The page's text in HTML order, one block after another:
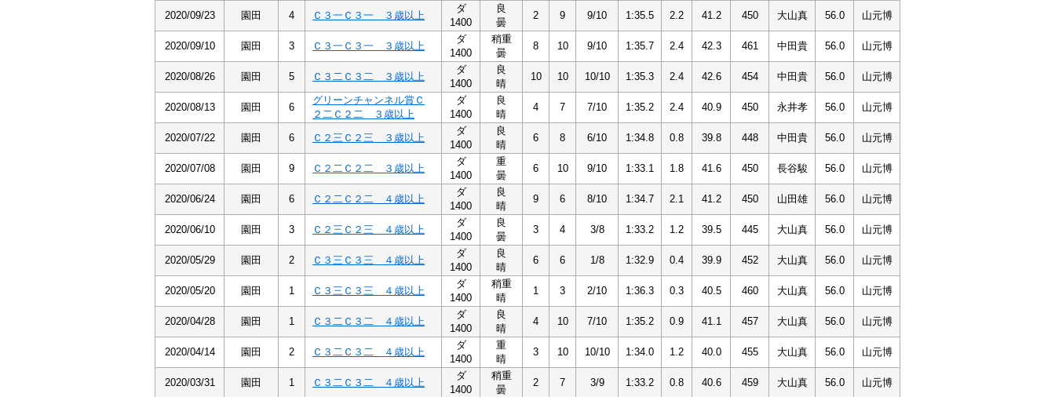
2020/09/23 園田 4 Ｃ３一Ｃ３一 ３歳以上
ダ
1400
良
曇
2 9 9/10 1:35.5 2.2 41.2 450 大山真 56.0 山元博
2020/09/10 園田 3 Ｃ３一Ｃ３一 ３歳以上
ダ
1400
稍重
曇
8 10 9/10 1:35.7 2.4 42.3 461 中田貴 56.0 山元博
2020/08/26 園田 5 Ｃ３二Ｃ３二 ３歳以上
ダ
1400
良
晴
10 10 10/10 1:35.3 2.4 42.6 454 中田貴 56.0 山元博
2020/08/13 園田 6
グリーンチャンネル賞Ｃ
２二Ｃ２二 ３歳以上
ダ
1400
良
晴
4 7 7/10 1:35.2 2.4 40.9 450 永井孝 56.0 山元博
2020/07/22 園田 6 Ｃ２三Ｃ２三 ３歳以上
ダ
1400
良
晴
6 8 6/10 1:34.8 0.8 39.8 448 中田貴 56.0 山元博
2020/07/08 園田 9 Ｃ２二Ｃ２二 ３歳以上
ダ
1400
重
曇
6 10 9/10 1:33.1 1.8 41.6 450 長谷駿 56.0 山元博
2020/06/24 園田 6 Ｃ２二Ｃ２二 ４歳以上
ダ
1400
良
晴
9 6 8/10 1:34.7 2.1 41.2 450 山田雄 56.0 山元博
2020/06/10 園田 3 Ｃ２三Ｃ２三 ４歳以上
ダ
1400
良
曇
3 4 3/8 1:33.2 1.2 39.5 445 大山真 56.0 山元博
2020/05/29 園田 2 Ｃ３三Ｃ３三 ４歳以上
ダ
1400
良
晴
6 6 1/8 1:32.9 0.4 39.9 452 大山真 56.0 山元博
2020/05/20 園田 1 Ｃ３三Ｃ３三 ４歳以上
ダ
1400
稍重
晴
1 3 2/10 1:36.3 0.3 40.5 460 大山真 56.0 山元博
2020/04/28 園田 1 Ｃ３二Ｃ３二 ４歳以上
ダ
1400
良
晴
4 10 7/10 1:35.2 0.9 41.1 457 大山真 56.0 山元博
2020/04/14 園田 2 Ｃ３二Ｃ３二 ４歳以上
ダ
1400
重
晴
3 10 10/10 1:34.0 1.2 40.0 455 大山真 56.0 山元博
2020/03/31 園田 1 Ｃ３二Ｃ３二 ４歳以上
ダ
1400
稍重
曇
2 7 3/9 1:33.2 0.8 40.6 459 大山真 56.0 山元博